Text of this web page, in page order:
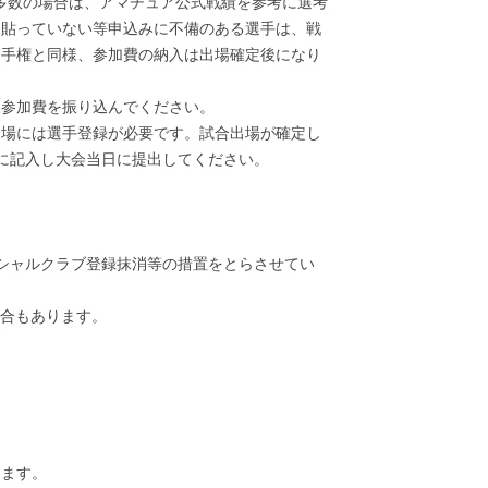
っていない等申込みに不備のある選手は、戦
権と同様、参加費の納入は出場確定後になり
加費を振り込んでください。
は選手登録が必要です。試合出場が確定し
入し大会当日に提出してください。
ルクラブ登録抹消等の措置をとらさせてい
もあります。
す。